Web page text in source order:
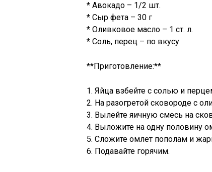
* Авокадо – 1/2 шт.
* Сыр фета – 30 г
* Оливковое масло – 1 ст. л.
* Соль, перец – по вкусу
**Приготовление:**
1. Яйца взбейте с солью и
2. На разогретой сковороде с
3. Вылейте яичную смесь на
4. Выложите на одну половину
5. Сложите омлет пополам и
6. Подавайте горячим.